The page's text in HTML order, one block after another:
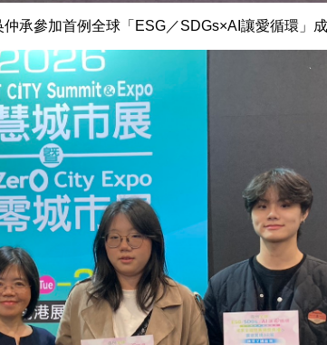
承參加首例全球「ESG／SDGs×AI讓愛循環」